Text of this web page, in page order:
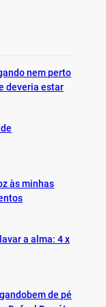
nem perto
deveria estar
às minhas
a alma: 4 x
de pé